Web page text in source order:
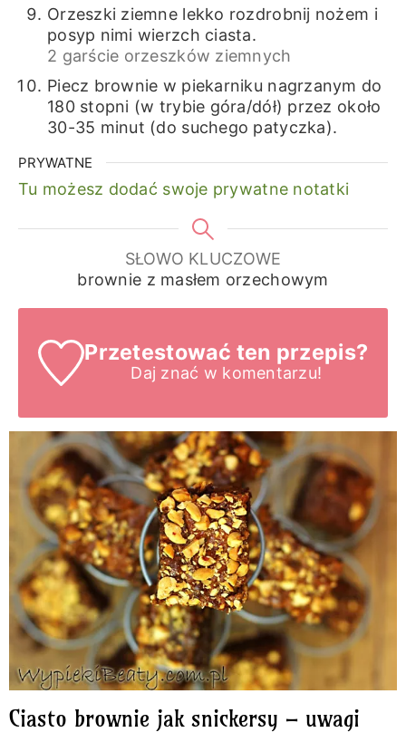
Orzeszki ziemne lekko rozdrobnij nożem i
posyp nimi wierzch ciasta.
2 garście orzeszków ziemnych
Piecz brownie w piekarniku nagrzanym do
180 stopni (w trybie góra/dół) przez około
30-35 minut (do suchego patyczka).
PRYWATNE
Tu możesz dodać swoje prywatne notatki
SŁOWO KLUCZOWE
brownie z masłem orzechowym
Przetestować ten przepis?
Daj znać w komentarzu!
Ciasto brownie jak snickersy – uwagi